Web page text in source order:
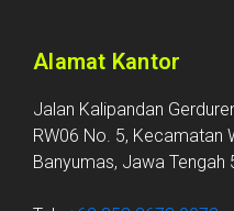
Alamat Kantor
Jalan Kalipandan
RW06 No. 5, Kecamatan
Banyumas, Jawa Tengah